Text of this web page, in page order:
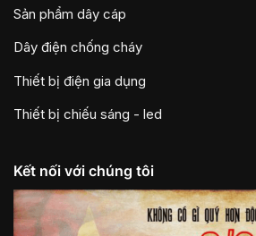
Sản phẩm dây cáp
Dây điện chống cháy
Thiết bị điện gia dụng
Thiết bị chiếu sáng - led
Kết nối với chúng tôi